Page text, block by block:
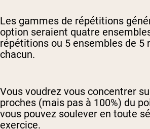
Les gammes de répétitions
option seraient quatre
répétitions ou 5 ensembles de 5
chacun.
Vous voudrez vous concentrer
proches (mais pas à 100%) du
vous pouvez soulever en toute
exercice.